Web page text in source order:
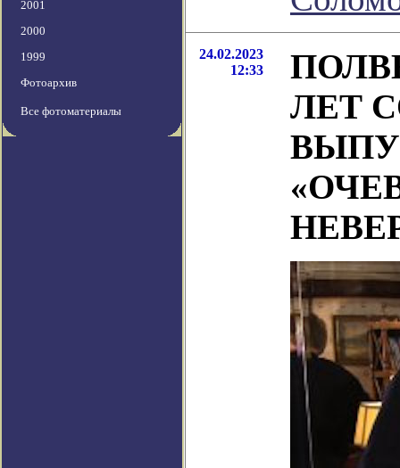
2001
2000
1999
Фотоархив
Все фотоматериалы
24.02.2023
12:33
ЛЕТ